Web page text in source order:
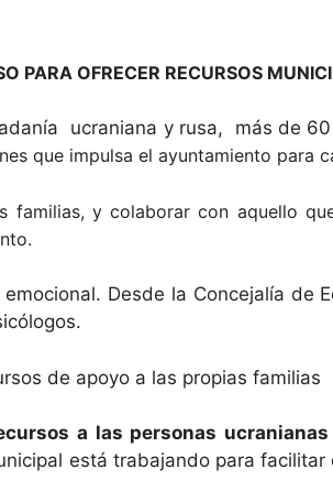
PARA OFRECER RECURSOS
ucraniana y rusa, más de
que impulsa el ayuntamiento para
y colaborar con aquello
Desde la Concejalía de
de apoyo a las propias familias
a las personas
está trabajando para